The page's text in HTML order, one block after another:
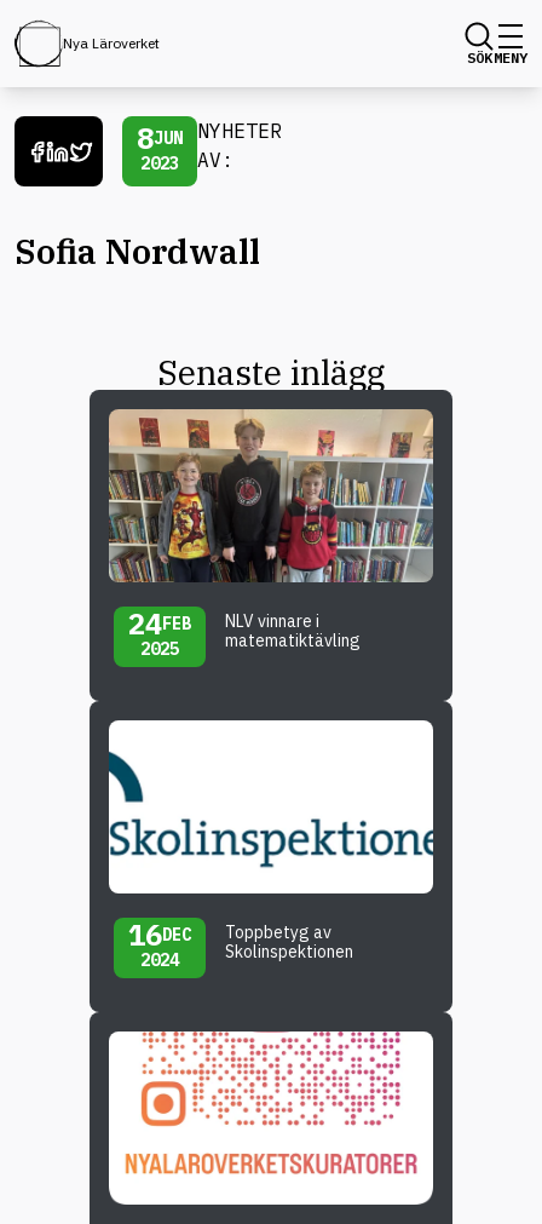
Nya Läroverket
SÖKMENY
8JUN
2023
NYHETER
AV:
Sofia Nordwall
Senaste inlägg
24FEB
2025
NLV vinnare i
matematiktävling
16DEC
2024
Toppbetyg av
Skolinspektionen